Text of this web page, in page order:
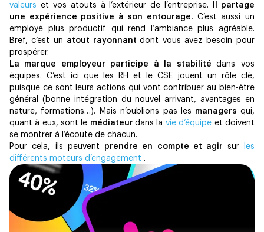
valeurs et vos atouts à l’extérieur de l’entreprise.
Il partage
une expérience positive à son entourage. C’est aussi un
employé plus productif qui rend l’ambiance plus agréable.
Bref, c’est un atout rayonnantdont vous avez besoin pour
prospérer.
La marque employeur participe à la stabilitédans vos
équipes. C’est ici que les RH et le CSE jouent un rôle clé,
puisque ce sont leurs actions qui vont contribuer au bien-être
général (bonne intégration du nouvel arrivant, avantages en
nature, formations…). Mais n’oublions pas les managers qui,
quant à eux, sont le médiateurdans la vie d’équipe et doivent
se montrer à l’écoute de chacun.
Pour cela, ils peuvent prendre en compte et agir sur
les
différents moteurs d’engagement .